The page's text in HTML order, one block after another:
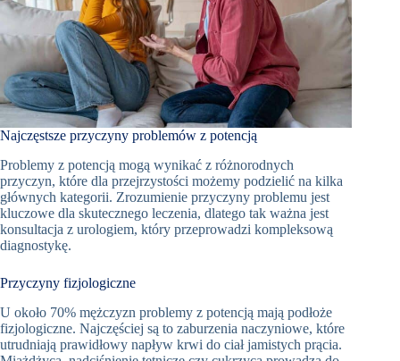
Najczęstsze przyczyny problemów z potencją
Problemy z potencją mogą wynikać z różnorodnych
przyczyn, które dla przejrzystości możemy podzielić na kilka
głównych kategorii. Zrozumienie przyczyny problemu jest
kluczowe dla skutecznego leczenia, dlatego tak ważna jest
konsultacja z urologiem, który przeprowadzi kompleksową
diagnostykę.
Przyczyny fizjologiczne
U około 70% mężczyzn problemy z potencją mają podłoże
fizjologiczne. Najczęściej są to zaburzenia naczyniowe, które
utrudniają prawidłowy napływ krwi do ciał jamistych prącia.